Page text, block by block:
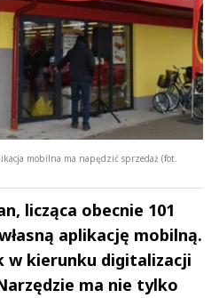
mobilna ma napędzić sprzedaż (fot.
licząca obecnie 101
aplikację mobilną.
w kierunku digitalizacji
ma nie tylko